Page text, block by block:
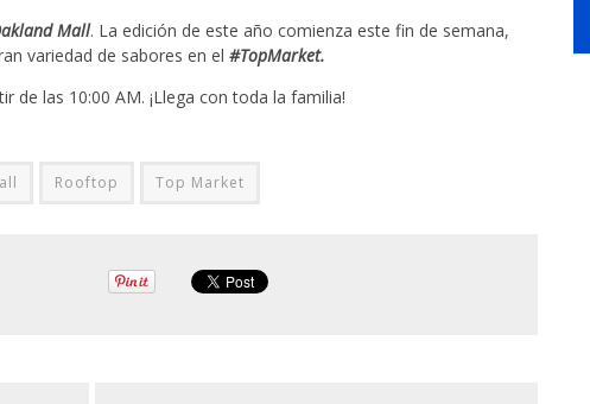
Mall. La edición de este año comienza este fin de semana,
variedad de sabores en el #TopMarket.
de las 10:00 AM. ¡Llega con toda la familia!
Rooftop Top Market